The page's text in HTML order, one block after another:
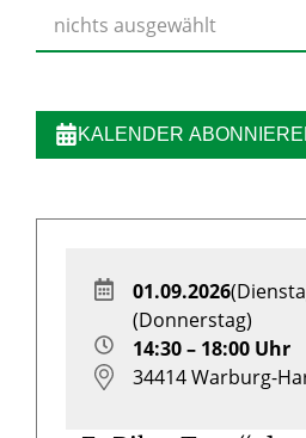
nichts ausgewählt
KALENDER
01.09.2026
(Donnerstag)
14:30 – 18:00 Uhr
34414Warburg-